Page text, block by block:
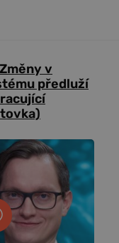
v
předluží